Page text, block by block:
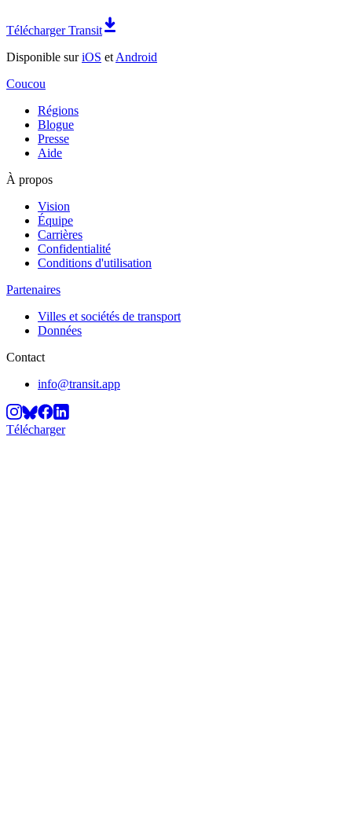
Télécharger Transit
Disponible suriOS et Android
Coucou
Régions
Blogue
Presse
Aide
À propos
Vision
Équipe
Carrières
Confidentialité
Conditions d'utilisation
Partenaires
Villes et sociétés de transport
Données
Contact
info@transit.app
Télécharger